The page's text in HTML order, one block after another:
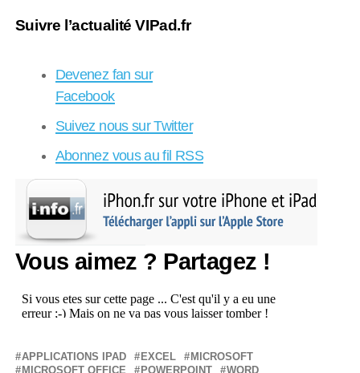
Suivre l’actualité VIPad.fr
Devenez fan sur
Facebook
Suivez nous sur Twitter
Abonnez vous au fil RSS
Vous aimez ? Partagez !
APPLICATIONS IPAD EXCEL
MICROSOFT
MICROSOFT OFFICE
POWERPOINT WORD